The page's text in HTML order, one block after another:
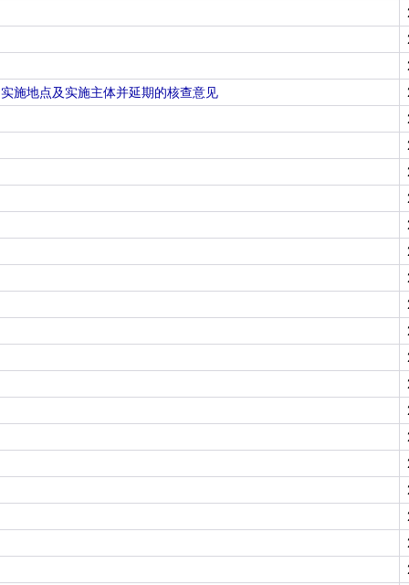
施地点及实施主体并延期的核查意见